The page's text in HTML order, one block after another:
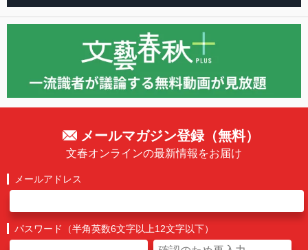
メールマガジン登録（無料）
文春オンラインの最新情報をお届け
メールアドレス
パスワード（半角英数6文字以上12文字以下）